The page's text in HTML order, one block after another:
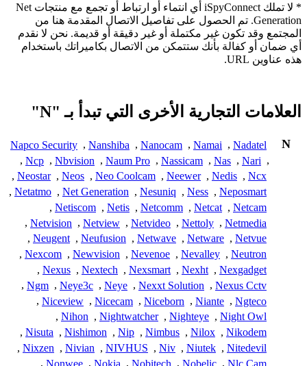
* لا تملك iSpyConnect أي انتماء أو ارتباط أو تجمع مع منتجات Net
Generation. تم الحصول على تفاصيل الاتصال المقدمة هنا من
المجتمع وقد تكون غير مكتملة أو غير دقيقة أو قديمة. نحن لا نقدم
أي ضمان أو كفالة بأنك ستتمكن من الاتصال بكاميراتك باستخدام
هذه عناوين URL.
العلامات التجارية الأخرى التي تبدأ بـ "N"
N
Nadatel
,
Namai
,
Nanocam
,
Nanshiba
,
Napco Security
,
Nari
,
Nas
,
Nassicam
,
Naum Pro
,
Nbvision
,
Ncp
,
Ncx
,
Nedis
,
Neewer
,
Neo Coolcam
,
Neos
,
Neostar
,
Neposmart
,
Ness
,
Nesuniq
,
Net Generation
,
Netatmo
,
Netcam
,
Netcat
,
Netcomm
,
Netis
,
Netiscom
,
Netmedia
,
Nettoly
,
Netvideo
,
Netview
,
Netvision
,
Netvue
,
Netware
,
Netwave
,
Neufusion
,
Neugent
,
Neutron
,
Nevalley
,
Nevenoe
,
Newvision
,
Nexcom
,
Nexgadget
,
Nexht
,
Nexsmart
,
Nextech
,
Nexus
,
Nexus Cctv
,
Nexxt Solution
,
Neye
,
Neye3c
,
Ngm
,
Ngteco
,
Niante
,
Niceborn
,
Nicecam
,
Niceview
,
Night Owl
,
Nighteye
,
Nightwatcher
,
Nihon
,
Nikodem
,
Nilox
,
Nimbus
,
Nip
,
Nishimon
,
Nisuta
,
Nitedevil
,
Niutek
,
Niv
,
NIVHUS
,
Nivian
,
Nixzen
,
Nlc Cam
,
Nobelic
,
Nobitech
,
Nokia
,
Nonwee
,